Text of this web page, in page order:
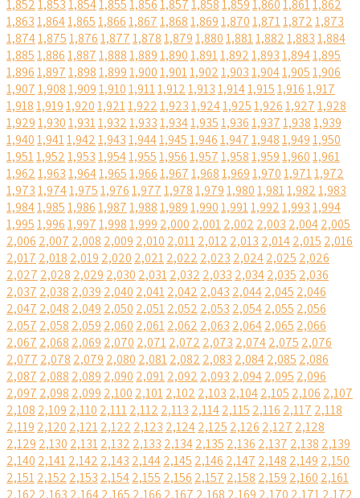
1,8521,8531,8541,8551,8561,8571,8581,8591,8601,8611,862
1,8631,8641,8651,8661,8671,8681,8691,8701,8711,8721,873
1,8741,8751,8761,8771,8781,8791,8801,8811,8821,8831,884
1,8851,8861,8871,8881,8891,8901,8911,8921,8931,8941,895
1,8961,8971,8981,8991,9001,9011,9021,9031,9041,9051,906
1,9071,9081,9091,9101,9111,9121,9131,9141,9151,9161,917
1,9181,9191,9201,9211,9221,9231,9241,9251,9261,9271,928
1,9291,9301,9311,9321,9331,9341,9351,9361,9371,9381,939
1,9401,9411,9421,9431,9441,9451,9461,9471,9481,9491,950
1,9511,9521,9531,9541,9551,9561,9571,9581,9591,9601,961
1,9621,9631,9641,9651,9661,9671,9681,9691,9701,9711,972
1,9731,9741,9751,9761,9771,9781,9791,9801,9811,9821,983
1,9841,9851,9861,9871,9881,9891,9901,9911,9921,9931,994
1,9951,9961,9971,9981,999 2,000 2,0012,002 2,003 2,0042,005
2,006 2,007 2,008 2,009 2,010 2,0112,012 2,013 2,0142,015 2,016
2,017 2,018 2,019 2,020 2,0212,022 2,023 2,0242,025 2,026
2,027 2,028 2,029 2,030 2,0312,032 2,033 2,0342,035 2,036
2,037 2,038 2,039 2,040 2,0412,042 2,043 2,0442,045 2,046
2,047 2,048 2,049 2,050 2,0512,052 2,053 2,0542,055 2,056
2,057 2,058 2,059 2,060 2,0612,062 2,063 2,0642,065 2,066
2,067 2,068 2,069 2,070 2,0712,072 2,073 2,0742,075 2,076
2,077 2,078 2,079 2,080 2,0812,082 2,083 2,0842,085 2,086
2,087 2,088 2,089 2,090 2,0912,092 2,093 2,0942,095 2,096
2,097 2,098 2,099 2,100 2,1012,102 2,103 2,1042,105 2,106 2,107
2,108 2,109 2,110 2,1112,112 2,113 2,1142,115 2,116 2,117 2,118
2,119 2,120 2,1212,122 2,123 2,1242,125 2,126 2,127 2,128
2,129 2,130 2,1312,132 2,133 2,1342,135 2,136 2,137 2,138 2,139
2,140 2,1412,142 2,143 2,1442,145 2,146 2,147 2,148 2,149 2,150
2,1512,152 2,153 2,1542,155 2,156 2,157 2,158 2,159 2,160 2,161